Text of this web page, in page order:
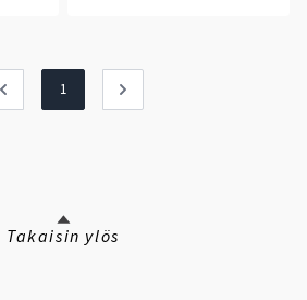
1
Takaisin ylös